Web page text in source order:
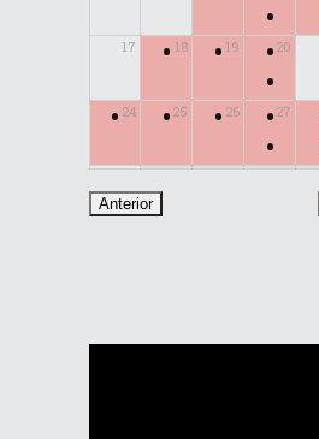
•
17 18
• 19
• 20
•
•
24
• 25
• 26
• 27
•
•